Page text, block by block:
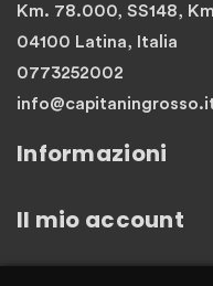
Km. 78.000, SS148,
04100 Latina, Italia
0773252002
Informazioni
Il mio account